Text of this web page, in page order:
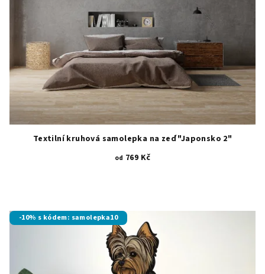
Textilní kruhová samolepka na zeď "Japonsko 2"
od 769 Kč
-10% s kódem: samolepka10